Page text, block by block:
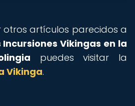
otros artículos parecidos a
Vikingas en la
puedes visitar la
Vikinga.